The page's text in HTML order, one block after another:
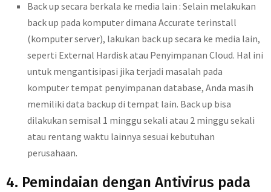
Back up secara berkala ke media lain : Selain melakukan
back up pada komputer dimana Accurate terinstall
(komputer server), lakukan back up secara ke media lain,
seperti External Hardisk atau Penyimpanan Cloud. Hal ini
untuk mengantisipasi jika terjadi masalah pada
komputer tempat penyimpanan database, Anda masih
memiliki data backup di tempat lain. Back up bisa
dilakukan semisal 1 minggu sekali atau 2 minggu sekali
atau rentang waktu lainnya sesuai kebutuhan
perusahaan.
4. Pemindaian dengan Antivirus pada